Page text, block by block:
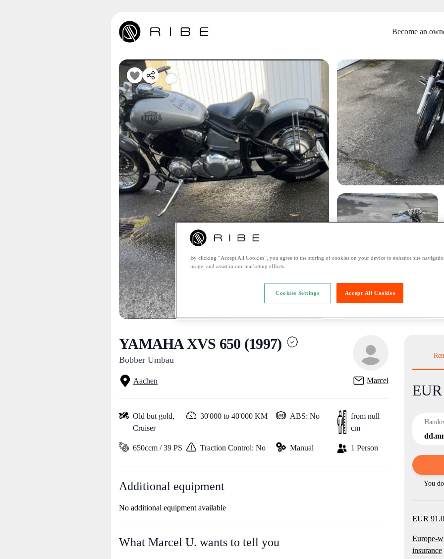
Become an
YAMAHA XVS 650 (1997)
Bobber Umbau
Aachen Marcel
Product
You
EUR
Europe-
insurance
Old but gold,
Cruiser
30'000 to 40'000 KM ABS: No
from null
cm
650ccm / 39 PS Traction Control: No Manual 1 Person
Additional equipment
No additional equipment available
What Marcel U. wants to tell you
By clicking “Accept All Cookies”, you agree to the storing of cookies on your device to enhance site
usage, and assist in our marketing efforts.
Accept All Cookies
Cookies Settings